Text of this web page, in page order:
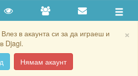
×
в акаунта си за да играеш и
Djagi.
Нямам акаунт